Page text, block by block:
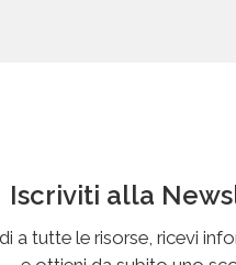
Iscriviti alla
a tutte le risorse, ricevi